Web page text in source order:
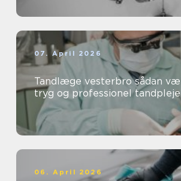
07. April 2026
Tandlæge vesterbro sådan vælger du
tryg og professionel tandpleje
06. April 2026